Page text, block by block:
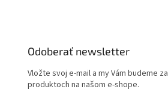
Odoberať newsletter
Vložte svoj e-mail a my Vám budeme
produktoch na našom e-shope.